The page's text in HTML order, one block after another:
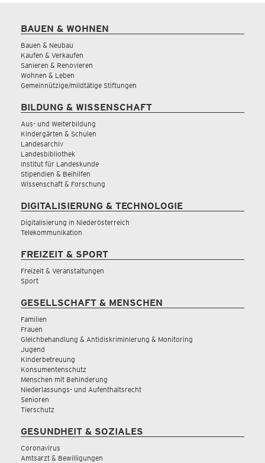
BAUEN & WOHNEN
Bauen & Neubau
Kaufen & Verkaufen
Sanieren & Renovieren
Wohnen & Leben
Gemeinnützige/mildtätige Stiftungen
BILDUNG & WISSENSCHAFT
Aus- und Weiterbildung
Kindergärten & Schulen
Landesarchiv
Landesbibliothek
Institut für Landeskunde
Stipendien & Beihilfen
Wissenschaft & Forschung
DIGITALISIERUNG & TECHNOLOGIE
Digitalisierung in Niederösterreich
Telekommunikation
FREIZEIT & SPORT
Freizeit & Veranstaltungen
Sport
GESELLSCHAFT & MENSCHEN
Familien
Frauen
Gleichbehandlung & Antidiskriminierung & Monitoring
Jugend
Kinderbetreuung
Konsumentenschutz
Menschen mit Behinderung
Niederlassungs- und Aufenthaltsrecht
Senioren
Tierschutz
GESUNDHEIT & SOZIALES
Coronavirus
Amtsarzt & Bewilligungen